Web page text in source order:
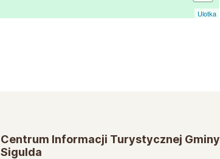
Ulotka
Centrum Informacji Turystycznej Gminy
Sigulda